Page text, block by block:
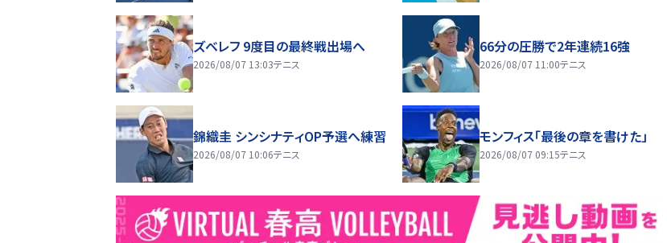
ズベレフ 9度目の最終戦出場へ
2026/08/07 13:03テニス
66分の圧勝で2年連続16強
2026/08/07 11:00テニス
錦織圭 シンシナティOP予選へ練習
2026/08/07 10:06テニス
モンフィス「最後の章を書けた」
2026/08/07 09:15テニス